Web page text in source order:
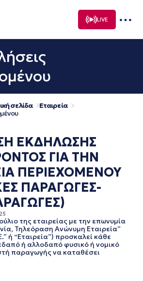
LIVE
σελίδα
Εταιρεία
ΕΚΔΗΛΩΣΗΣ
ΓΙΑ ΤΗΝ
ΠΕΡΙΕΧΟΜΕΝΟΥ
ΠΑΡΑΓΩΓΕΣ-
της εταιρείας με την επωνυμία
Τηλεόραση Ανώνυμη Εταιρεία”
ή “Εταιρεία”) προσκαλεί κάθε
ή αλλοδαπό φυσικό ή νομικό
παραγωγής να καταθέσει